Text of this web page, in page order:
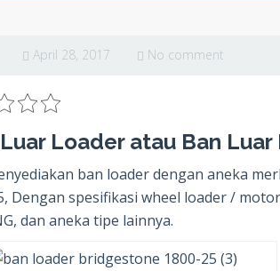
April 28, 2017 No comment
Loader atau Ban
ban loader dengan aneka
Dengan spesifikasi wheel loader /
dan aneka tipe lainnya.